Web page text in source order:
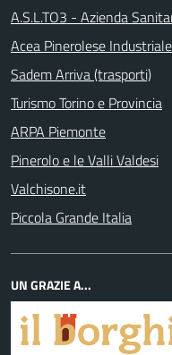
A.S.L.TO3 - Azienda
Acea Pinerolese
Sadem Arriva (trasporti)
Turismo Torino e Provincia
ARPA Piemonte
Pinerolo e le Valli Valdesi
Valchisone.it
Piccola Grande Italia
UN GRAZIE A...